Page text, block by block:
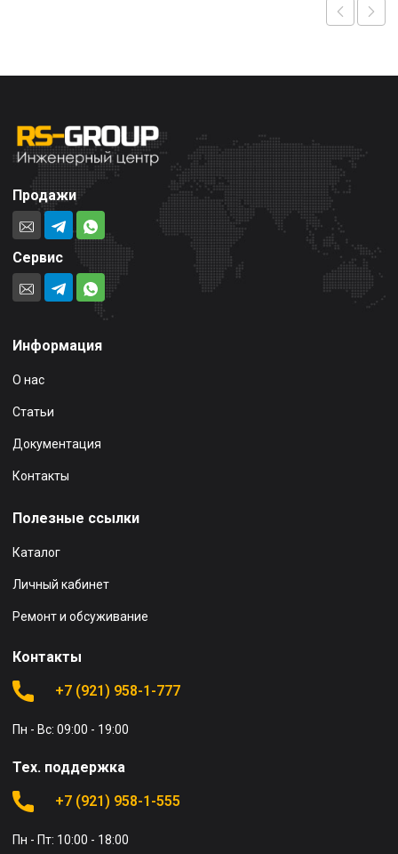
Продажи
Сервис
Информация
О нас
Статьи
Документация
Контакты
Полезные ссылки
Каталог
Личный кабинет
Ремонт и обсуживание
Контакты
+7 (921) 958-1-777
Пн - Вс: 09:00 - 19:00
Тех. поддержка
+7 (921) 958-1-555
Пн - Пт: 10:00 - 18:00